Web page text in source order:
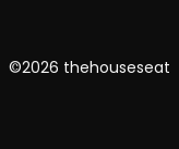
©2026 thehouseseat